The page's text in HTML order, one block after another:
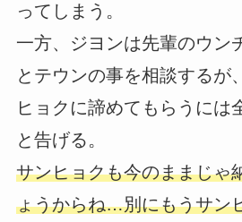
ってしまう。
一方、ジヨンは先輩のウン
とテウンの事を相談するが
ヒョクに諦めてもらうには
と告げる。
サンヒョクも今のままじゃ
ょうからね…別にもうサン